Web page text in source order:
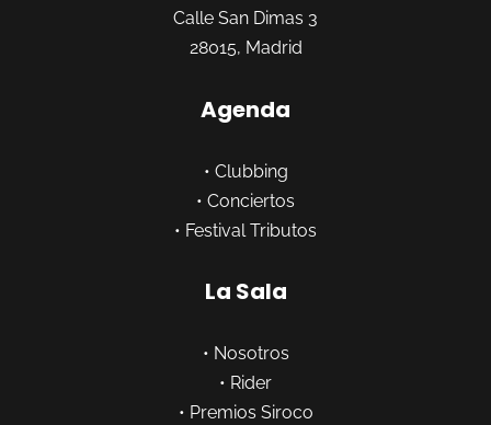
Calle San Dimas 3
28015, Madrid
Agenda
• Clubbing
• Conciertos
• Festival Tributos
La Sala
• Nosotros
• Rider
• Premios Siroco